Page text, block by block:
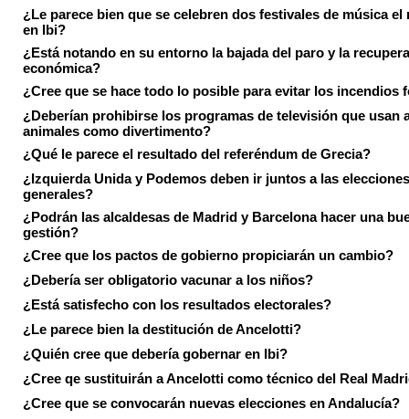
¿Le parece bien que se celebren dos festivales de música el
en Ibi?
¿Está notando en su entorno la bajada del paro y la
económica?
¿Cree que se hace todo lo posible para evitar los incendios
¿Deberían prohibirse los programas de televisión que usan
animales como divertimento?
¿Qué le parece el resultado del referéndum de Grecia?
¿Izquierda Unida y Podemos deben ir juntos a las elecciones
generales?
¿Podrán las alcaldesas de Madrid y Barcelona hacer una
gestión?
¿Cree que los pactos de gobierno propiciarán un cambio?
¿Debería ser obligatorio vacunar a los niños?
¿Está satisfecho con los resultados electorales?
¿Le parece bien la destitución de Ancelotti?
¿Quién cree que debería gobernar en Ibi?
¿Cree qe sustituirán a Ancelotti como técnico del Real
¿Cree que se convocarán nuevas elecciones en Andalucía?